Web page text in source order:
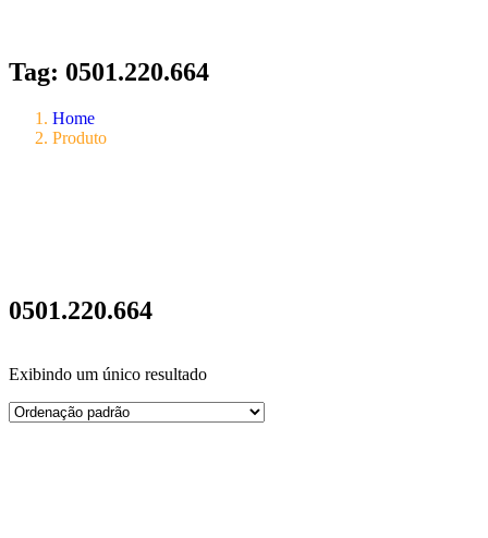
Tag: 0501.220.664
Home
Produto
0501.220.664
Exibindo um único resultado